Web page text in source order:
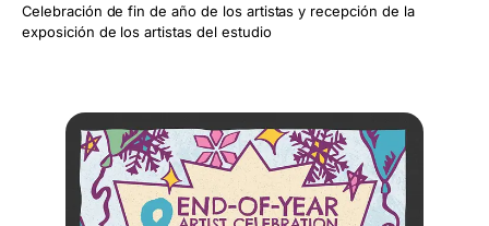
Celebración de fin de año de los artistas y recepción de la
exposición de los artistas del estudio